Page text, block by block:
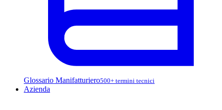
Glossario Manifatturiero500+ termini tecnici
Azienda